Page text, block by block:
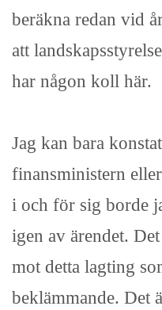
beräkna redan vid
att
har någon koll här.
Jag kan bara
finansministern
i och för sig borde
igen av ärendet.
mot detta lagting
beklämmande. Det